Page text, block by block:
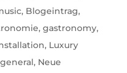
, Blogeintrag,
, gastronomy,
, Luxury
, Neue